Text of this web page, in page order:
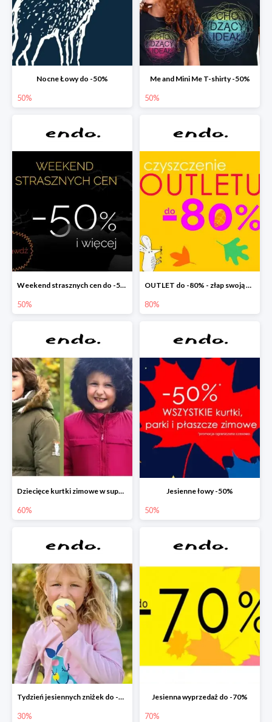
Nocne Łowy do -50%
50%
Me and Mini Me T-shirty -50%
50%
Weekend strasznych cen do -50%
50%
OUTLET do -80% - złap swoją okazję !
80%
Dziecięce kurtki zimowe w super cenach!
60%
Jesienne łowy -50%
50%
Tydzień jesiennych zniżek do -30%
30%
Jesienna wyprzedaż do -70%
70%